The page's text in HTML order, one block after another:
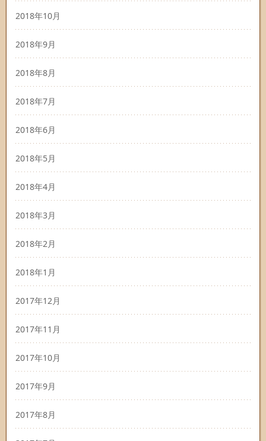
2018年10月
2018年9月
2018年8月
2018年7月
2018年6月
2018年5月
2018年4月
2018年3月
2018年2月
2018年1月
2017年12月
2017年11月
2017年10月
2017年9月
2017年8月